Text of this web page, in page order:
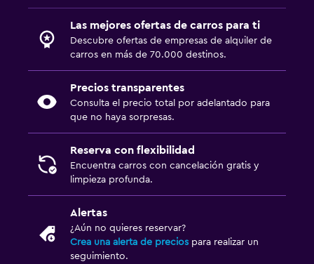
Las mejores ofertas de carros para ti
Descubre ofertas de empresas de alquiler de
carros en más de 70.000 destinos.
Precios transparentes
Consulta el precio total por adelantado para
que no haya sorpresas.
Reserva con flexibilidad
Encuentra carros con cancelación gratis y
limpieza profunda.
Alertas
¿Aún no quieres reservar?
Crea una alerta de precios para realizar un
seguimiento.